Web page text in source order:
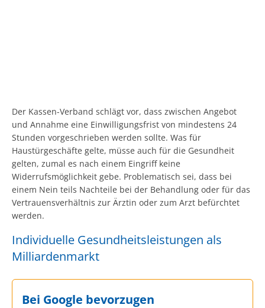
Der Kassen-Verband schlägt vor, dass zwischen Angebot
und Annahme eine Einwilligungsfrist von mindestens 24
Stunden vorgeschrieben werden sollte. Was für
Haustürgeschäfte gelte, müsse auch für die Gesundheit
gelten, zumal es nach einem Eingriff keine
Widerrufsmöglichkeit gebe. Problematisch sei, dass bei
einem Nein teils Nachteile bei der Behandlung oder für das
Vertrauensverhältnis zur Ärztin oder zum Arzt befürchtet
werden.
Individuelle Gesundheitsleistungen als
Milliardenmarkt
Bei Google bevorzugen